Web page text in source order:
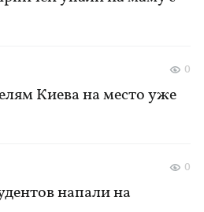
Киева на место уже
0
напали на
0